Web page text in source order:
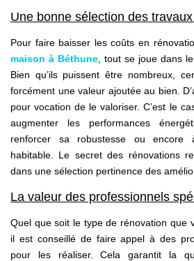
Une bonne sélection des
Pour faire baisser les coûts en
maison à Béthune , tout se joue dans
Bien qu’ils puissent être nombreux,
forcément une valeur ajoutée au bien.
pour vocation de le valoriser. C’est le
augmenter les performances
renforcer sa robustesse ou encore
habitable. Le secret des rénovations
dans une sélection pertinence des
La valeur des professionnels
Quel que soit le type de rénovation que
il est conseillé de faire appel à des
pour les réaliser. Cela garantit la